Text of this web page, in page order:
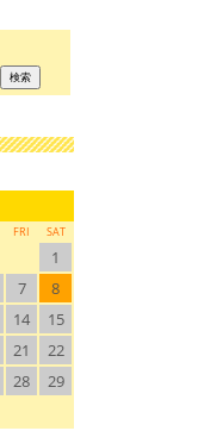
FRI SAT
1
7
8
14
15
21
22
28
29